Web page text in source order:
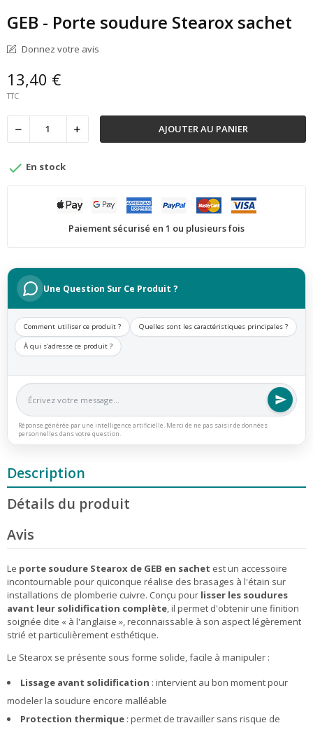
GEB - Porte soudure Stearox sachet
Donnez votre avis
13,40 €
TTC
AJOUTER AU PANIER
 En stock
Paiement sécurisé en 1 ou plusieurs fois
Une Question Sur Ce Produit ?
Comment utiliser ce produit ? Quelles sont les caractéristiques principales ?
À qui s'adresse ce produit ?
Réponse générée par une intelligence artificielle. Merci de ne pas saisir de données
personnelles dans votre question.
Description
Détails du produit
Avis
Le porte soudure Stearox de GEB en sachet est un accessoire
incontournable pour quiconque réalise des brasages à l'étain sur
installations de plomberie cuivre. Conçu pour lisser les soudures
avant leur solidification complète, il permet d'obtenir une finition
soignée dite « à l'anglaise », reconnaissable à son aspect légèrement
strié et particulièrement esthétique.
Le Stearox se présente sous forme solide, facile à manipuler :
Lissage avant solidification : intervient au bon moment pour
modeler la soudure encore malléable
Protection thermique : permet de travailler sans risque de